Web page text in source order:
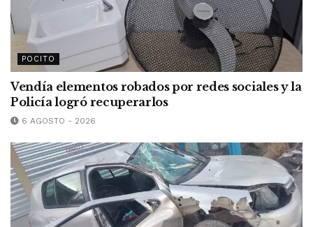
POCITO
Vendía elementos robados por redes sociales y la
Policía logró recuperarlos
6 AGOSTO - 2026